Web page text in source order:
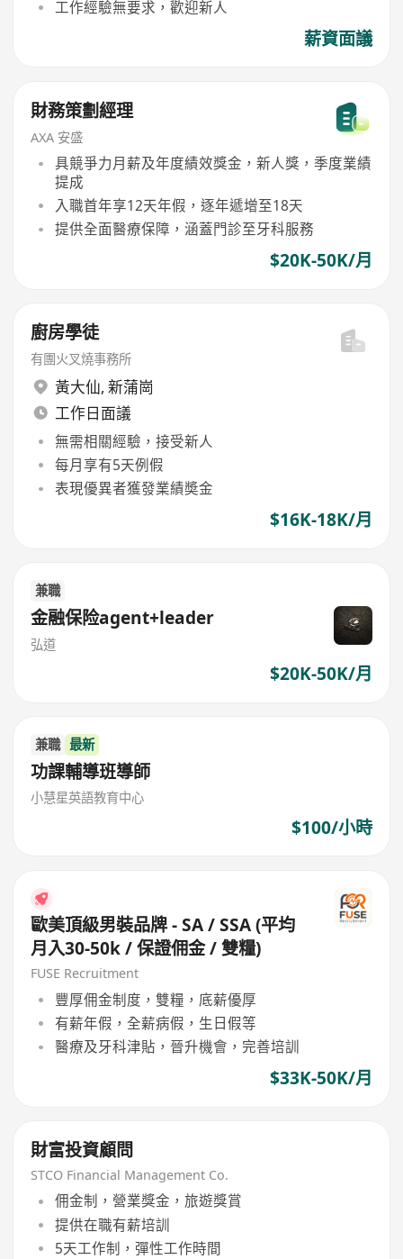
工作經驗無要求，歡迎新人
薪資面議
財務策劃經理
AXA 安盛
具競爭力月薪及年度績效獎金，新人獎，季度業績
提成
入職首年享12天年假，逐年遞增至18天
提供全面醫療保障，涵蓋門診至牙科服務
$20K-50K/月
廚房學徒
有團火叉燒事務所
黃大仙, 新蒲崗
工作日面議
無需相關經驗，接受新人
每月享有5天例假
表現優異者獲發業績奬金
$16K-18K/月
兼職
金融保险agent+leader
弘道
$20K-50K/月
兼職 最新
功課輔導班導師
小慧星英語教育中心
$100/小時
歐美頂級男裝品牌 - SA / SSA (平均
月入30-50k / 保證佣金 / 雙糧)
FUSE Recruitment
豐厚佣金制度，雙糧，底薪優厚
有薪年假，全薪病假，生日假等
醫療及牙科津貼，晉升機會，完善培訓
$33K-50K/月
財富投資顧問
STCO Financial Management Co.
佣金制，營業獎金，旅遊獎賞
提供在職有薪培訓
5天工作制，彈性工作時間